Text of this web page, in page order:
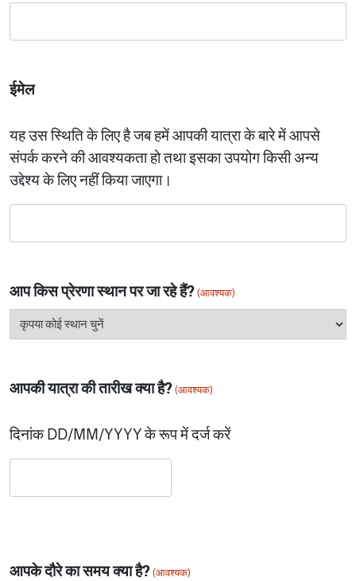
ईमेल
यह उस स्थिति के लिए है जब हमें आपकी यात्रा के बारे में आपसे
संपर्क करने की आवश्यकता हो तथा इसका उपयोग किसी अन्य
उद्देश्य के लिए नहीं किया जाएगा।
आप किस प्रेरणा स्थान पर जा रहे हैं? (आवश्यक)
आपकी यात्रा की तारीख क्या है? (आवश्यक)
दिनांक DD/MM/YYYY के रूप में दर्ज करें
आपके दौरे का समय क्या है? (आवश्यक)